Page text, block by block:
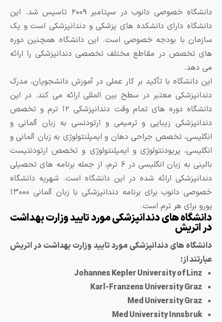
دانشگاه خصوصی دانوب در سپتامبر ۲۰۰۹ تاسیس شد. این
دارای دانشکده‌ های پزشکی و دندانپزشکی است و یک
با بودجه خصوصی است. این دانشگاه همچنین دوره‌
تخصص در مقاطع مختلف تخصصی دندانپزشکی را ارائه
دهد.
دانشگاه با تأکید بر کار عملی در آموزش دانشجویان، مدرک
معتبر در سطح بین‌ المللی ارائه می‌ کند. در این
دانشگاه دوره ‌های تمام ‌وقت دندانپزشکی ۱۲ ترم و تخصص
زیبایی و ترمیمی و ارتودنسی به زبان آلمانی و
تخصص جراحی دهان و ایمپلنتولوژی به زبان آلمانی و
پریودنتولوژی و ایمپلنتولوژی و تخصص ارتودنتیست
بالینی به زبان انگلیسی در ۶ ترم، از جمله برنامه ‌های تحصیلی
ارائه شده در این دانشگاه است. شهریه دانشگاه
خصوصی دانوب برای برنامه دندانپزشکی با زبان آلمانی ۱۳۰۰۰
برای هر ترم است.
های دندانپزشکی مورد تایید وزارت بهداشت
اتریش
های دندانپزشکی مورد تایید وزارت بهداشت در اتریش
از:
Johannes Kepler University of Linz
Karl-Franzens University Graz
Med University Graz
Med University Innsbruk